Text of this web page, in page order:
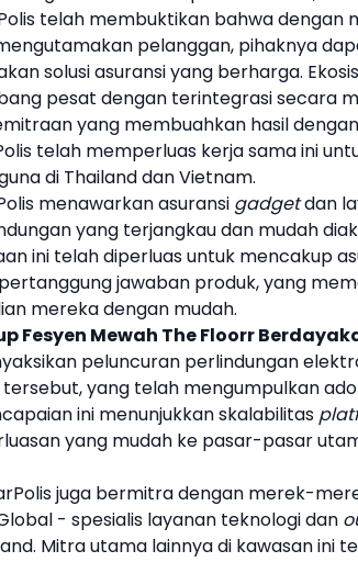
telah membuktikan bahwa dengan
pelanggan, pihaknya
solusi asuransi yang berharga.
pesat dengan terintegrasi secara
yang membuahkan hasil
telah memperluas kerja sama ini
di ThailanddanVietnam.
menawarkan asuransi gadgetdan
yang terjangkau dan mudah
ini telah diperluas untuk mencakup
jawaban produk, yang
mereka dengan mudah.
Fesyen Mewah The Floorr
peluncuran perlindungan
yang telah mengumpulkan
ini menunjukkan skalabilitas
yang mudah ke pasar-pasar
juga bermitra dengan merek-
- spesialis layanan teknologi dan
. Mitra utama lainnya di kawasan ini